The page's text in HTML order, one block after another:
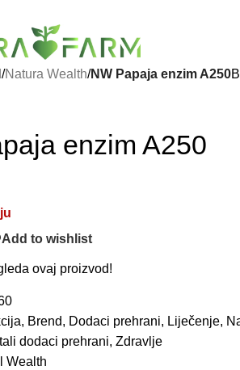
/Natura Wealth/NW Papaja enzim A250
enzim A250
Add to wishlist
ovaj proizvod!
, Brend, Dodaci prehrani, Liječenje,
dodaci prehrani, Zdravlje
Wealth